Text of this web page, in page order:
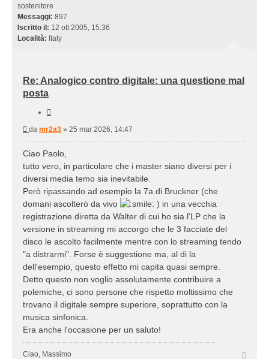
sostenitore
Messaggi: 897
Iscritto il: 12 ott 2005, 15:36
Località: Italy
Re: Analogico contro digitale: una questione mal
posta
Messaggio
da mr2a3 » 25 mar 2026, 14:47
Ciao Paolo,
tutto vero, in particolare che i master siano diversi per i
diversi media temo sia inevitabile.
Però ripassando ad esempio la 7a di Bruckner (che
domani ascolterò da vivo
) in una vecchia
registrazione diretta da Walter di cui ho sia l'LP che la
versione in streaming mi accorgo che le 3 facciate del
disco le ascolto facilmente mentre con lo streaming tendo
"a distrarmi". Forse è suggestione ma, al di la
dell'esempio, questo effetto mi capita quasi sempre.
Detto questo non voglio assolutamente contribuire a
polemiche, ci sono persone che rispetto moltissimo che
trovano il digitale sempre superiore, soprattutto con la
musica sinfonica.
Era anche l'occasione per un saluto!
Ciao, Massimo